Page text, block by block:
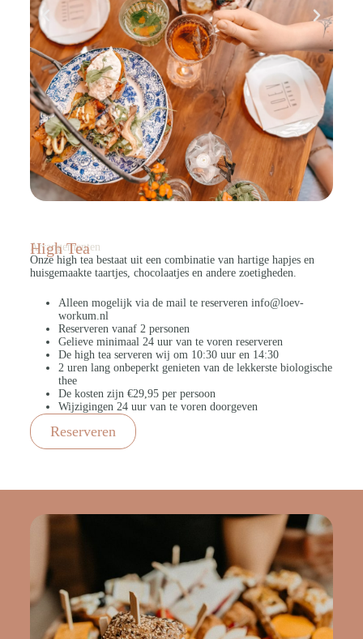
Arrangementen
High Tea
Onze high tea bestaat uit een combinatie van hartige hapjes en
huisgemaakte taartjes, chocolaatjes en andere zoetigheden.
Alleen mogelijk via de mail te reserveren info@loev-
workum.nl
Reserveren vanaf 2 personen
Gelieve minimaal 24 uur van te voren reserveren
De high tea serveren wij om 10:30 uur en 14:30
2 uren lang onbeperkt genieten van de lekkerste biologische
thee
De kosten zijn €29,95 per persoon
Wijzigingen 24 uur van te voren doorgeven
Reserveren